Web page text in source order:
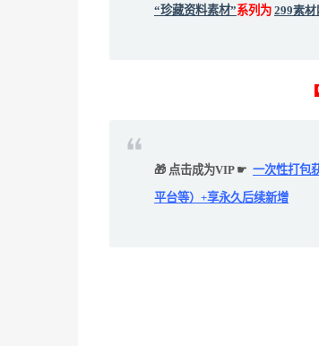
“珍藏资料素材”系列为 299素材
🎁 点击成为VIP ☛ 一次性打包
平台等）+享永久后续新增